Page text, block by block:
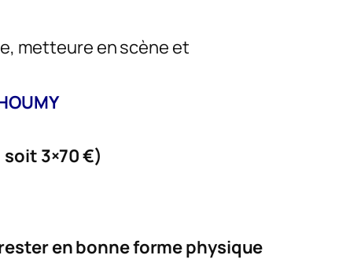
metteure en scène et
soit 3×70 €)
en bonne forme physique